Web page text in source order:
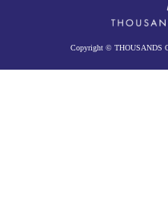
Copyright © THOUSANDS